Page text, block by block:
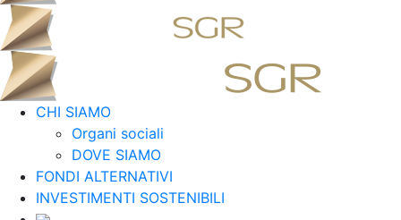
CHI SIAMO
Organi sociali
DOVE SIAMO
FONDI ALTERNATIVI
INVESTIMENTI SOSTENIBILI